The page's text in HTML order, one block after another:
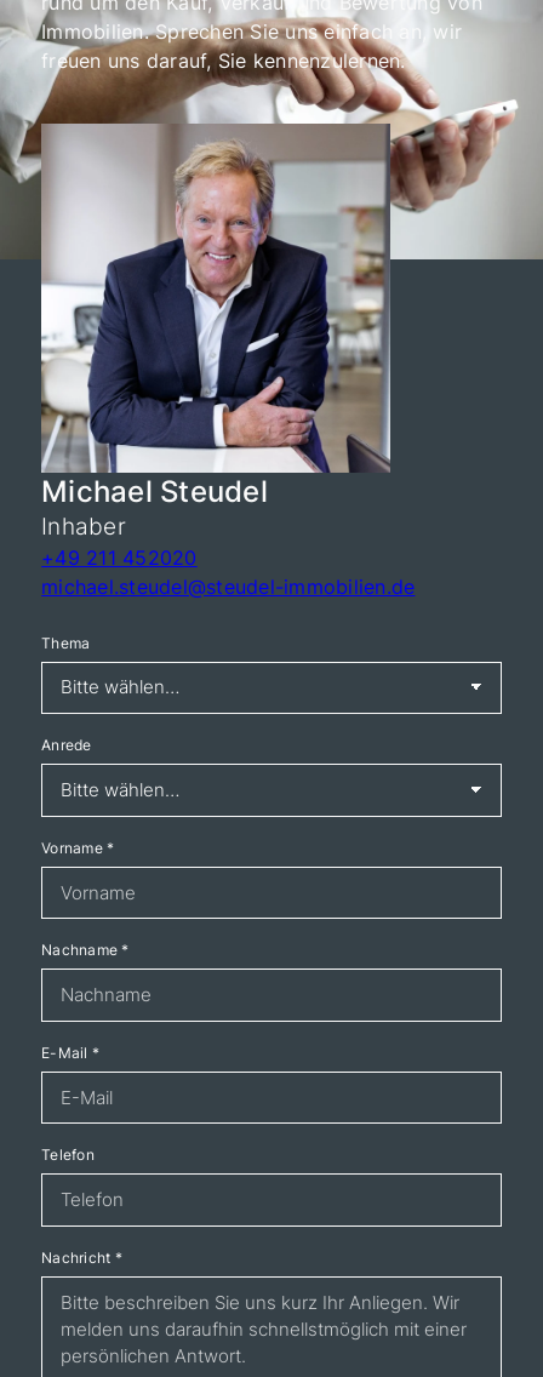
Immobilien. Sprechen Sie uns einfach an, wir
freuen uns darauf, Sie kennenzulernen.
Michael Steudel
Inhaber
+49 211 452020
michael.steudel@steudel-immobilien.de
Thema
Anrede
Vorname*
Nachname*
E-Mail *
Telefon
Nachricht *